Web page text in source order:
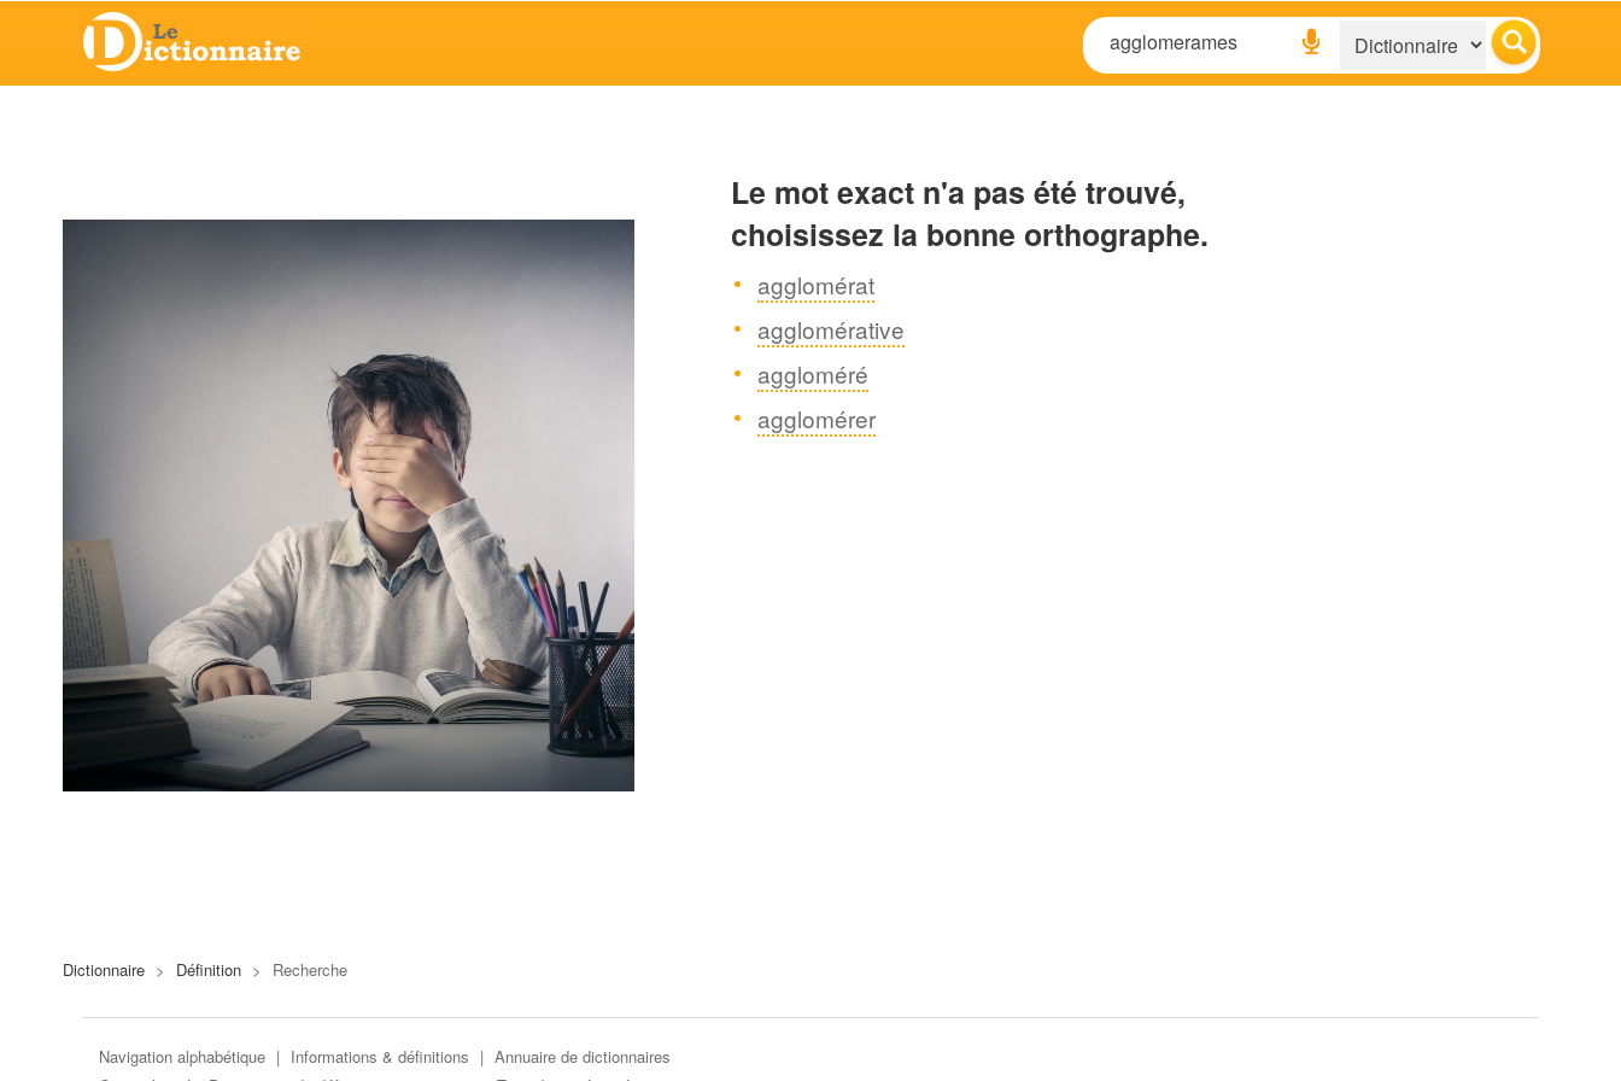
Le mot exact n'a pas été trouvé,
choisissez la bonne orthographe.
agglomérat
agglomérative
aggloméré
agglomérer
Dictionnaire > Définition > Recherche
Navigation alphabétique | Informations & définitions | Annuaire de dictionnaires